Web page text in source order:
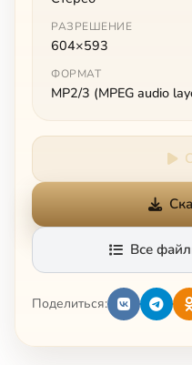
РАЗРЕШЕНИЕ
604×593
ФОРМАТ
MP2/3 (MPEG audio
Все
Поделиться: